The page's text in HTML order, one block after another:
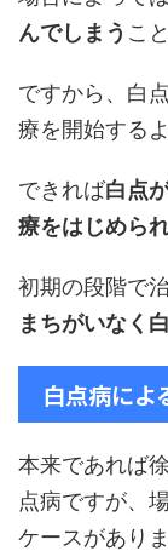
んでしまう こ
ですから、白
療を開始する
できれば白点
療をはじめら
初期の段階で
まちがいなく
白点病によ
本来であれば
点病ですが、
ケースがありま